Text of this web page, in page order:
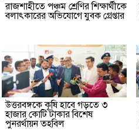
রাজশাহীতে পঞ্চম শ্রেণির শিক্ষার্থীকে
বলাৎকারের অভিযোগে যুবক গ্রেপ্তার
উত্তরবঙ্গকে কৃষি হাবে গড়তে ৩
হাজার কোটি টাকার বিশেষ
পুনরর্থায়ন তহবিল